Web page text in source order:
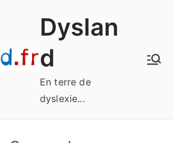
Dyslan
d
En terre de
dyslexie...